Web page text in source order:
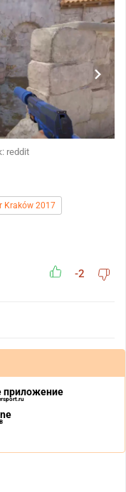
reddit
Kraków 2017
-2
приложение